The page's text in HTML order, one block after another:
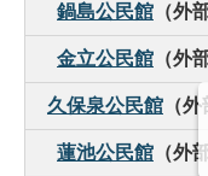
鍋島公民館 （外
金立公民館 （外
久保泉公民館 （
蓮池公民館 （外